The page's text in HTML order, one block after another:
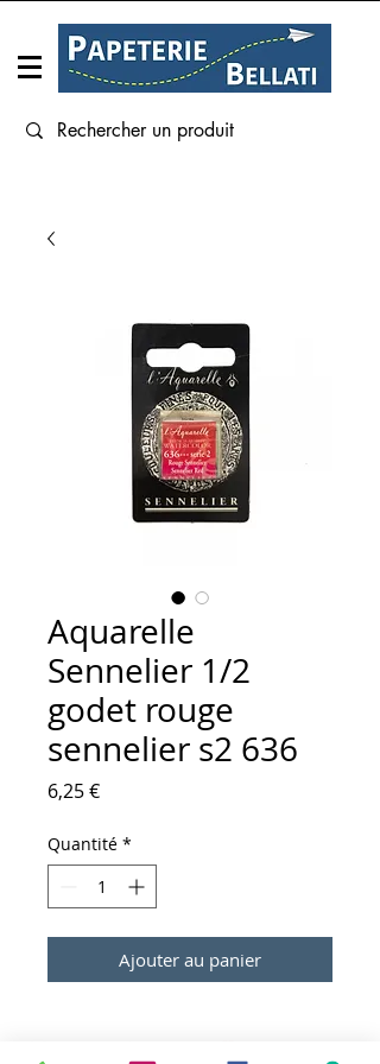
Aquarelle
Sennelier 1/2
godet rouge
sennelier s2 636
6,25 €Prix
Quantité *
Ajouter au panier